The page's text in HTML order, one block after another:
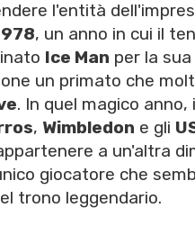
l'entità
, un anno in cui il
Ice Man per la
un primato che
. In quel magico
, Wimbledon e gli
a un'altra
giocatore che
trono leggendario.